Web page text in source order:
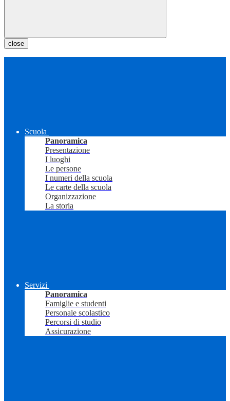
close
Scuola
Panoramica
Presentazione
I luoghi
Le persone
I numeri della scuola
Le carte della scuola
Organizzazione
La storia
Servizi
Panoramica
Famiglie e studenti
Personale scolastico
Percorsi di studio
Assicurazione